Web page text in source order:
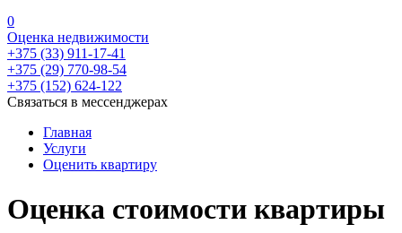
0
Оценка недвижимости
+375 (33) 911-17-41
+375 (29) 770-98-54
+375 (152) 624-122
Связаться в мессенджерах
Главная
Услуги
Оценить квартиру
Оценка стоимости квартиры